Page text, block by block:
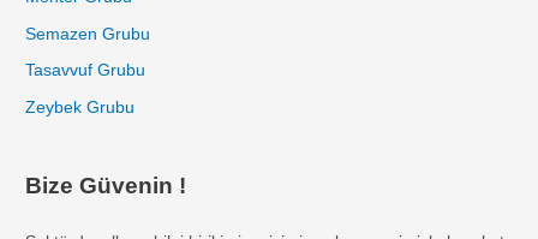
Semazen Grubu
Tasavvuf Grubu
Zeybek Grubu
Bize Güvenin !